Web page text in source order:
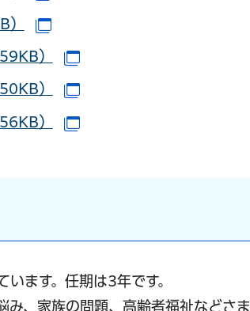
） （別ウインドウで開きます）
） （別ウインドウで開きます
） （別ウインドウで開きます
） （別ウインドウで開きます
ます。任期は3年です。
み、家族の問題、高齢者福祉などさ